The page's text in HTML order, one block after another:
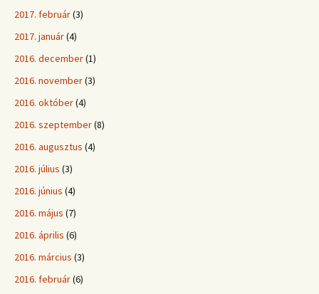
2017. február(3)
2017. január(4)
2016. december(1)
2016. november(3)
2016. október(4)
2016. szeptember(8)
2016. augusztus (4)
2016. július (3)
2016. június (4)
2016. május (7)
2016. április (6)
2016. március (3)
2016. február(6)